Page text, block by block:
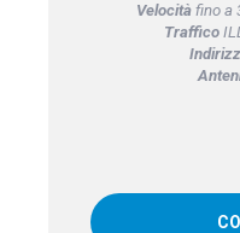
Velocitàfino a
Traffico